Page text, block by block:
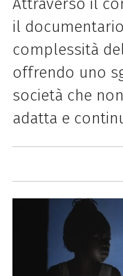
Attraverso il
il
complessità
offrendo uno
società che
adatta e